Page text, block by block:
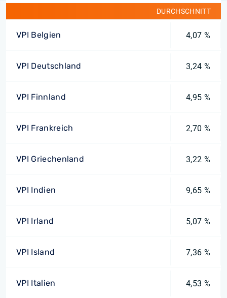
DURCHSCHNITT
VPI Belgien 4,07 %
VPI Deutschland 3,24 %
VPI Finnland 4,95 %
VPI Frankreich 2,70 %
VPI Griechenland 3,22 %
VPI Indien 9,65 %
VPI Irland 5,07 %
VPI Island 7,36 %
VPI Italien 4,53 %